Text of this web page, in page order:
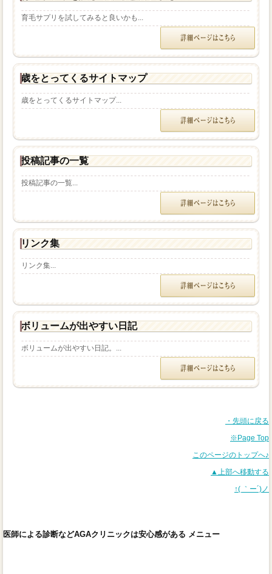
育毛サプリを試してみると良いかも...
歳をとってくるサイトマップ
歳をとってくるサイトマップ...
投稿記事の一覧
投稿記事の一覧...
リンク集
リンク集...
ボリュームが出やすい日記
ボリュームが出やすい日記。...
・先頭に戻る
※Page Top
このページのトップへ♪
▲上部へ移動する
↑( ｀ー´)ノ
医師による診断などAGAクリニックは安心感がある メニュー